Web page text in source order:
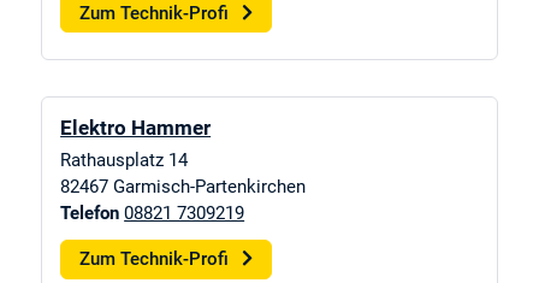
Zum Technik-Profi
Elektro Hammer
Rathausplatz 14
82467 Garmisch-Partenkirchen
Telefon 08821 7309219
Zum Technik-Profi